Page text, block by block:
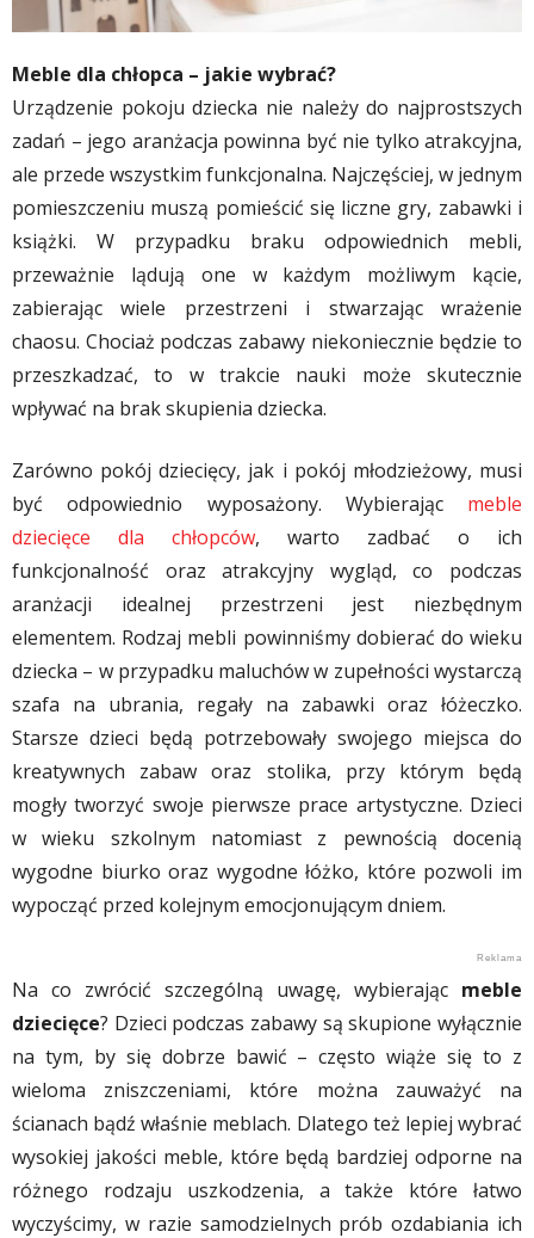
Meble dla chłopca – jakie wybrać?
Urządzenie pokoju dziecka nie należy do najprostszych
zadań – jego aranżacja powinna być nie tylko atrakcyjna,
ale przede wszystkim funkcjonalna. Najczęściej, w jednym
pomieszczeniu muszą pomieścić się liczne gry, zabawki i
książki. W przypadku braku odpowiednich mebli,
przeważnie lądują one w każdym możliwym kącie,
zabierając wiele przestrzeni i stwarzając wrażenie
chaosu. Chociaż podczas zabawy niekoniecznie będzie to
przeszkadzać, to w trakcie nauki może skutecznie
wpływać na brak skupienia dziecka.
Zarówno pokój dziecięcy, jak i pokój młodzieżowy, musi
być odpowiednio wyposażony. Wybierając meble
dziecięce dla chłopców, warto zadbać o ich
funkcjonalność oraz atrakcyjny wygląd, co podczas
aranżacji idealnej przestrzeni jest niezbędnym
elementem. Rodzaj mebli powinniśmy dobierać do wieku
dziecka – w przypadku maluchów w zupełności wystarczą
szafa na ubrania, regały na zabawki oraz łóżeczko.
Starsze dzieci będą potrzebowały swojego miejsca do
kreatywnych zabaw oraz stolika, przy którym będą
mogły tworzyć swoje pierwsze prace artystyczne. Dzieci
w wieku szkolnym natomiast z pewnością docenią
wygodne biurko oraz wygodne łóżko, które pozwoli im
wypocząć przed kolejnym emocjonującym dniem.
Na co zwrócić szczególną uwagę, wybierając meble
dziecięce? Dzieci podczas zabawy są skupione wyłącznie
na tym, by się dobrze bawić – często wiąże się to z
wieloma zniszczeniami, które można zauważyć na
ścianach bądź właśnie meblach. Dlatego też lepiej wybrać
wysokiej jakości meble, które będą bardziej odporne na
różnego rodzaju uszkodzenia, a także które łatwo
wyczyścimy, w razie samodzielnych prób ozdabiania ich